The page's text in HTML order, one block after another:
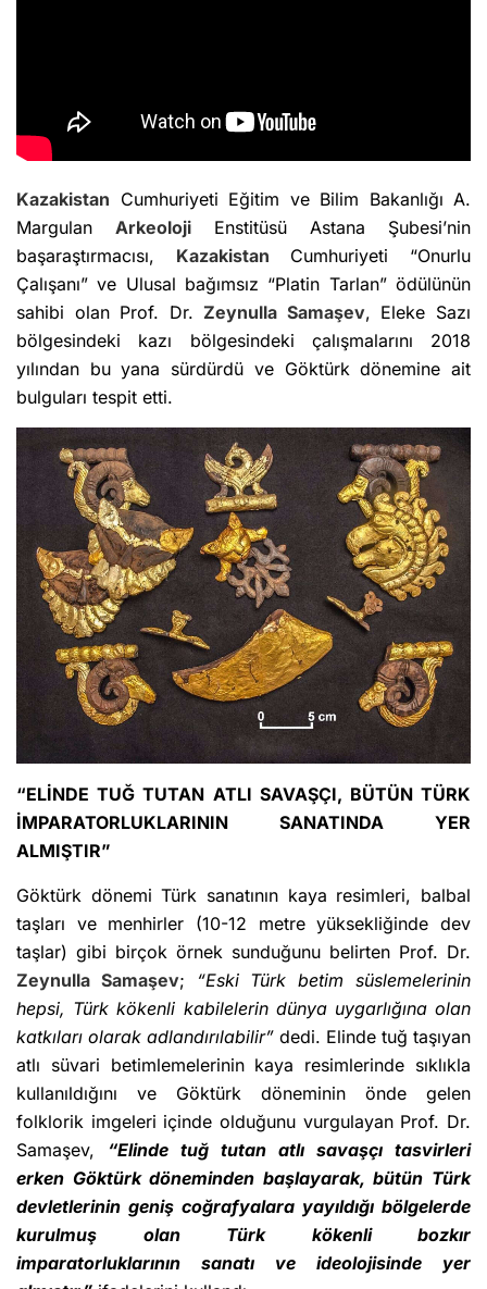
Kazakistan Cumhuriyeti Eğitim ve Bilim Bakanlığı A.
Margulan Arkeoloji Enstitüsü Astana Şubesi’nin
başaraştırmacısı, Kazakistan Cumhuriyeti “Onurlu
Çalışanı” ve Ulusal bağımsız “Platin Tarlan” ödülünün
sahibi olan Prof. Dr.Zeynulla Samaşev, Eleke Sazı
bölgesindeki kazı bölgesindeki çalışmalarını 2018
yılından bu yana sürdürdü ve Göktürk dönemine ait
bulguları tespit etti.
“ELİNDE TUĞ TUTAN ATLI SAVAŞÇI, BÜTÜN TÜRK
İMPARATORLUKLARININ SANATINDA YER
ALMIŞTIR”
Göktürk dönemi Türk sanatının kaya resimleri, balbal
taşları ve menhirler (10-12 metre yüksekliğinde dev
taşlar) gibi birçok örnek sunduğunu belirten Prof. Dr.
Zeynulla Samaşev;
“Eski Türk betim süslemelerinin
hepsi, Türk kökenli kabilelerin dünya uygarlığına olan
katkıları olarak adlandırılabilir” dedi. Elinde tuğ taşıyan
atlı süvari betimlemelerinin kaya resimlerinde sıklıkla
kullanıldığını ve Göktürk döneminin önde gelen
folklorik imgeleri içinde olduğunu vurgulayan Prof. Dr.
Samaşev, “Elinde tuğ tutan atlı savaşçı tasvirleri
erken Göktürk döneminden başlayarak, bütün Türk
devletlerinin geniş coğrafyalara yayıldığı bölgelerde
kurulmuş olan Türk kökenli bozkır
imparatorluklarının sanatı ve ideolojisinde yer